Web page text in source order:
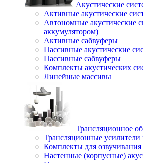
Акустические
Активные акустические
Автономные акустические
аккумулятором)
Активные сабвуферы
Пассивные акустические
Пассивные сабвуферы
Комплекты акустических
Линейные массивы
Трансляционное
Трансляционные
Комплекты для озвучивания
Настенные (корпусные)